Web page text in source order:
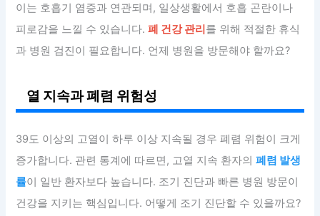
이는 호흡기 염증과 연관되며, 일상생활에서 호흡 곤란이나
피로감을 느낄 수 있습니다.폐 건강 관리를 위해 적절한 휴식
과 병원 검진이 필요합니다. 언제 병원을 방문해야 할까요?
열 지속과 폐렴 위험성
39도 이상의 고열이 하루 이상 지속될 경우 폐렴 위험이 크게
증가합니다. 관련 통계에 따르면, 고열 지속 환자의폐렴 발생
률이 일반 환자보다 높습니다. 조기 진단과 빠른 병원 방문이
건강을 지키는 핵심입니다. 어떻게 조기 진단할 수 있을까요?